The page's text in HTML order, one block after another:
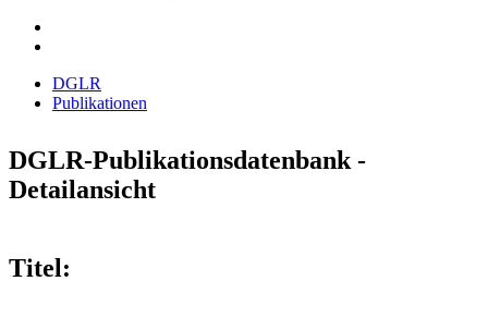
DGLR
Publikationen
DGLR-Publikationsdatenbank -
Detailansicht
Titel: